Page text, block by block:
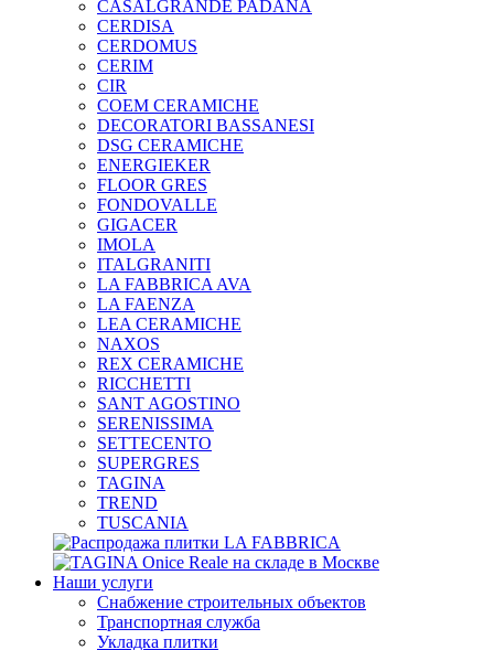
CASALGRANDE PADANA
CERDISA
CERDOMUS
CERIM
CIR
COEM CERAMICHE
DECORATORI BASSANESI
DSG CERAMICHE
ENERGIEKER
FLOOR GRES
FONDOVALLE
GIGACER
IMOLA
ITALGRANITI
LA FABBRICA AVA
LA FAENZA
LEA CERAMICHE
NAXOS
REX CERAMICHE
RICCHETTI
SANT AGOSTINO
SERENISSIMA
SETTECENTO
SUPERGRES
TAGINA
TREND
TUSCANIA
Наши услуги
Снабжение строительных объектов
Транспортная служба
Укладка плитки